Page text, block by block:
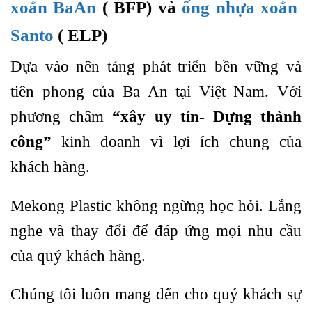
xoắn BaAn ( BFP) và ống nhựa xoắn
Santo ( ELP)
Dựa vào nên tảng phát triển bền vững và
tiên phong của Ba An tại Việt Nam. Với
phương châm “xây uy tín- Dựng thành
công” kinh doanh vì lợi ích chung của
khách hàng.
Mekong Plastic không ngừng học hỏi. Lắng
nghe và thay đổi để đáp ứng mọi nhu cầu
của quý khách hàng.
Chúng tôi luôn mang đến cho quý khách sự